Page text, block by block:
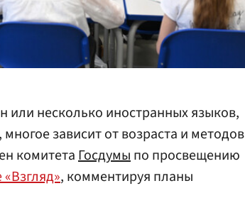
несколько иностранных языков,
зависит от возраста и методов
комитетаГосдумыпо просвещению
«Взгляд», комментируя планы